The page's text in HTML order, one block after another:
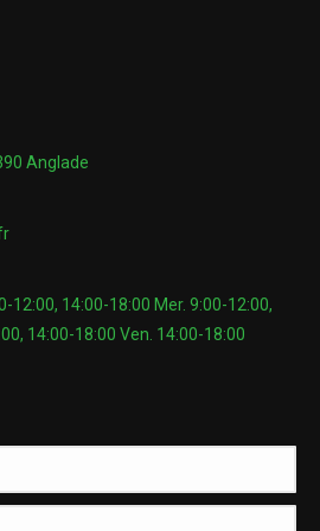
Anglade
12:00, 14:00-18:00 Mer. 9:00-12:00,
14:00-18:00 Ven. 14:00-18:00